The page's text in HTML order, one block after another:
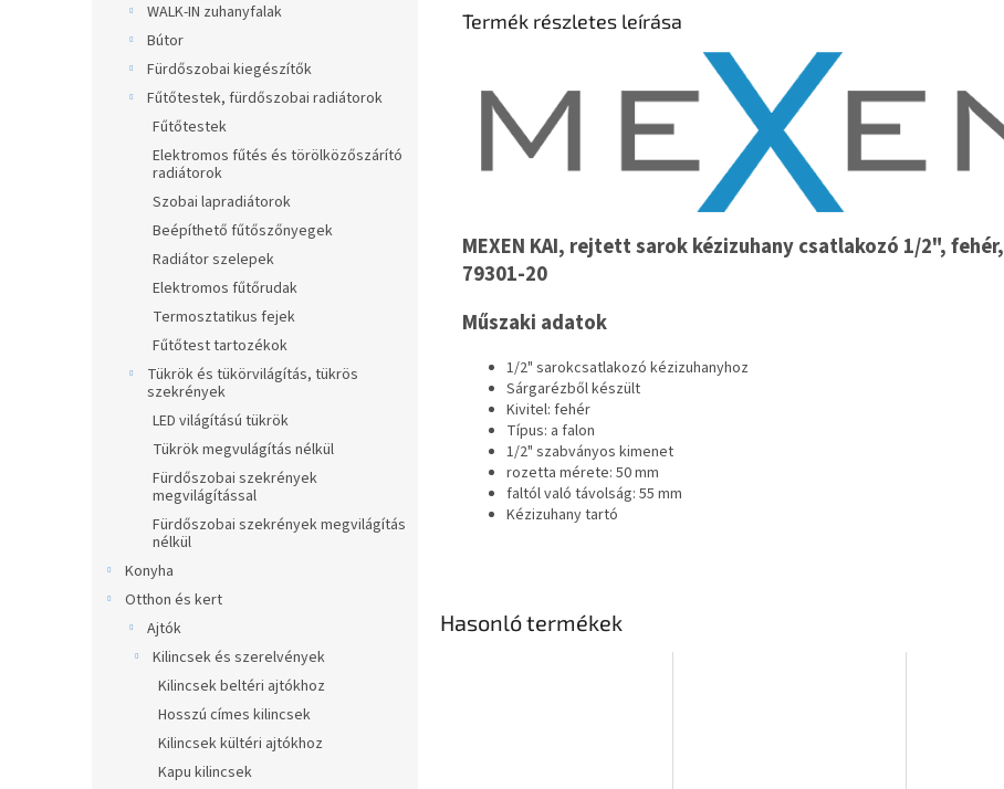
WALK-IN zuhanyfalak
Bútor
Fürdőszobai kiegészítők
Fűtőtestek, fürdőszobai radiátorok
Fűtőtestek
Elektromos fűtés és törölközőszárító
radiátorok
Szobai lapradiátorok
Beépíthető fűtőszőnyegek
Radiátor szelepek
Elektromos fűtőrudak
Termosztatikus fejek
Fűtőtest tartozékok
Tükrök és tükörvilágítás, tükrös
szekrények
LED világítású tükrök
Tükrök megvulágítás nélkül
Fürdőszobai szekrények
megvilágítással
Fürdőszobai szekrények megvilágítás
nélkül
Konyha
Otthon és kert
Ajtók
Kilincsek és szerelvények
Kilincsek beltéri ajtókhoz
Hosszú címes kilincsek
Kilincsek kültéri ajtókhoz
Kapu kilincsek
Termék részletes leírása
MEXEN KAI, rejtett sarok kézizuhany csatlakozó 1/2", fehér,
79301-20
Műszaki adatok
1/2" sarokcsatlakozó kézizuhanyhoz
Sárgarézből készült
Kivitel: fehér
Típus: a falon
1/2" szabványos kimenet
rozetta mérete: 50 mm
faltól való távolság: 55 mm
Kézizuhany tartó
Hasonló termékek